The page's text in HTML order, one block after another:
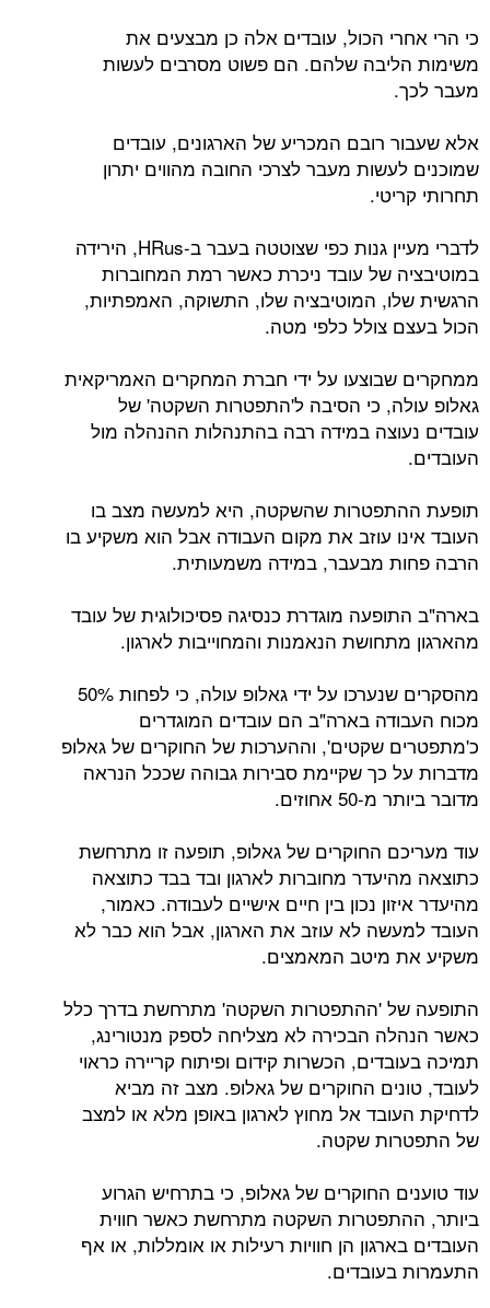
כי הרי אחרי הכול, עובדים אלה כן מבצעים את
משימות הליבה שלהם. הם פשוט מסרבים לעשות
מעבר לכך.
אלא שעבור רובם המכריע של הארגונים, עובדים
שמוכנים לעשות מעבר לצרכי החובה מהווים יתרון
תחרותי קריטי.
לדברי מעיין גנות כפי שצוטטה בעבר ב-HRus, הירידה
במוטיבציה של עובד ניכרת כאשר רמת המחוברות
הרגשית שלו, המוטיבציה שלו, התשוקה, האמפתיות,
הכול בעצם צולל כלפי מטה.
ממחקרים שבוצעו על ידי חברת המחקרים האמריקאית
גאלופ עולה, כי הסיבה ל'התפטרות השקטה' של
עובדים נעוצה במידה רבה בהתנהלות ההנהלה מול
העובדים.
תופעת ההתפטרות שהשקטה, היא למעשה מצב בו
העובד אינו עוזב את מקום העבודה אבל הוא משקיע בו
הרבה פחות מבעבר, במידה משמעותית.
בארה"ב התופעה מוגדרת כנסיגה פסיכולוגית של עובד
מהארגון מתחושת הנאמנות והמחוייבות לארגון.
מהסקרים שנערכו על ידי גאלופ עולה, כי לפחות 50%
מכוח העבודה בארה"ב הם עובדים המוגדרים
כ'מתפטרים שקטים', וההערכות של החוקרים של גאלופ
מדברות על כך שקיימת סבירות גבוהה שככל הנראה
מדובר ביותר מ-50 אחוזים.
עוד מעריכם החוקרים של גאלופ, תופעה זו מתרחשת
כתוצאה מהיעדר מחוברות לארגון ובד בבד כתוצאה
מהיעדר איזון נכון בין חיים אישיים לעבודה. כאמור,
העובד למעשה לא עוזב את הארגון, אבל הוא כבר לא
משקיע את מיטב המאמצים.
התופעה של 'ההתפטרות השקטה' מתרחשת בדרך כלל
כאשר הנהלה הבכירה לא מצליחה לספק מנטורינג,
תמיכה בעובדים, הכשרות קידום ופיתוח קריירה כראוי
לעובד, טונים החוקרים של גאלופ. מצב זה מביא
לדחיקת העובד אל מחוץ לארגון באופן מלא או למצב
של התפטרות שקטה.
עוד טוענים החוקרים של גאלופ, כי בתרחיש הגרוע
ביותר, ההתפטרות השקטה מתרחשת כאשר חווית
העובדים בארגון הן חוויות רעילות או אומללות, או אף
התעמרות בעובדים.